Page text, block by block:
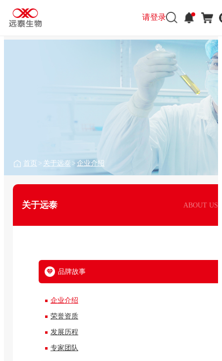
请登录
关于远泰 ABOUT US
首页 > 关于远泰 > 企业介绍
品牌故事
企业介绍
荣誉资质
发展历程
专家团队